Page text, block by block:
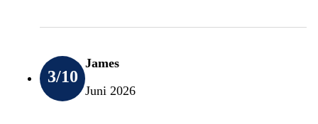
3/10
James
Juni 2026